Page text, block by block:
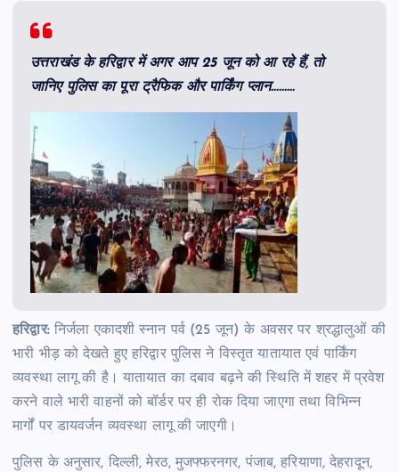
उत्तराखंड के हरिद्वार में अगर आप 25 जून को आ रहे हैं, तो
जानिए पुलिस का पूरा ट्रैफिक और पार्किंग प्लान………
हरिद्वार:निर्जला एकादशी स्नान पर्व (25 जून) के अवसर पर श्रद्धालुओं की
भारी भीड़ को देखते हुए हरिद्वार पुलिस ने विस्तृत यातायात एवं पार्किंग
व्यवस्था लागू की है। यातायात का दबाव बढ़ने की स्थिति में शहर में प्रवेश
करने वाले भारी वाहनों को बॉर्डर पर ही रोक दिया जाएगा तथा विभिन्न
मार्गों पर डायवर्जन व्यवस्था लागू की जाएगी।
पुलिस के अनुसार, दिल्ली, मेरठ, मुजफ्फरनगर, पंजाब, हरियाणा, देहरादून,